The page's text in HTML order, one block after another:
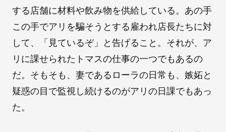
する店舗に材料や飲み物を供給している。あの手
この手でアリを騙そうとする雇われ店長たちに対
して、「見ているぞ」と告げること。それが、ア
リに課せられたトマスの仕事の一つでもあるの
だ。そもそも、妻であるローラの日常も、嫉妬と
疑惑の目で監視し続けるのがアリの日課でもあっ
た。